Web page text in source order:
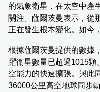
的氣象衛星，在太空中產
關注。薩爾茨曼表示，從
正在發生根本變化。如今
根據薩爾茨曼提供的數據
躍衛星數量已超過1015顆
空能力的快速擴張。與此
36000公里高空地球同步